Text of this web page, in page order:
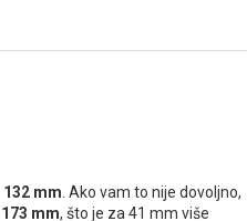
132 mm. Ako vam to nije dovoljno,
173 mm, što je za 41 mm više